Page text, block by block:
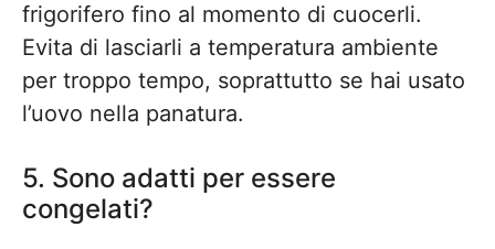
frigorifero fino al momento di cuocerli.
Evita di lasciarli a temperatura ambiente
per troppo tempo, soprattutto se hai usato
l’uovo nella panatura.
5. Sono adatti per essere
congelati?